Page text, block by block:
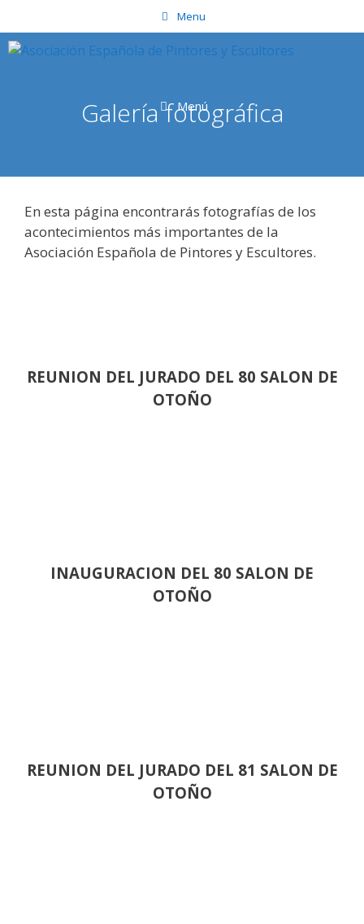
al
contenido
Menu
Menú
Galería fotográfica
En esta página encontrarás fotografías de los
acontecimientos más importantes de la
Asociación Española de Pintores y Escultores.
REUNION DEL JURADO DEL 80 SALON DE
OTOÑO
INAUGURACION DEL 80 SALON DE
OTOÑO
REUNION DEL JURADO DEL 81 SALON DE
OTOÑO